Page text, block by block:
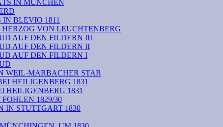
IN MÜNCHEN
BLEVIO 1811
VON LEUCHTENBERG
AUF DEN FILDERN III
AUF DEN FILDERN II
AUF DEN FILDERN I
WEIL-MARBACHER STAR
HEILIGENBERG 1831
1831
1829/30
IN STUTTGART 1830